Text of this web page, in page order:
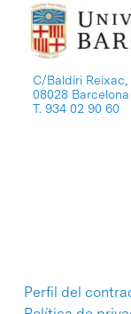
C/Baldiri Reixac,
08028 Barcelona
T. 934 02 90 60
Perfil del